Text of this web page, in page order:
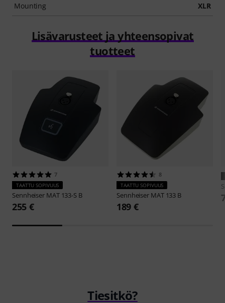
Mounting XLR
Lisävarusteet ja yhteensopivat
tuotteet
7
TAATTU SOPIVUUS
Sennheiser MAT 133-S B
255 €
8
TAATTU SOPIVUUS
Sennheiser MAT 133 B
189 €
Tiesitkö?